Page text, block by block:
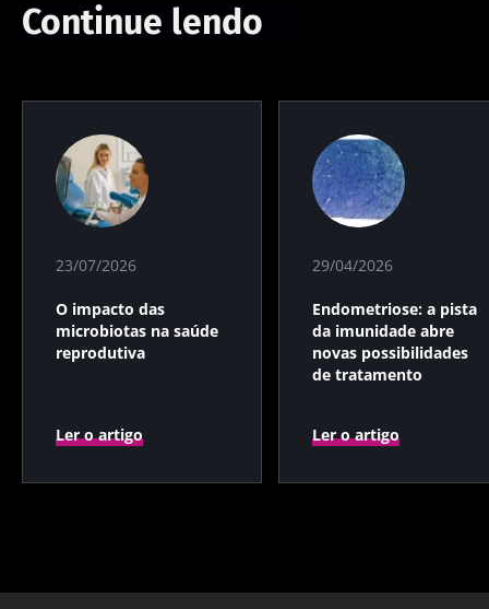
Continue lendo
23/07/2026
O impacto das
microbiotas na saúde
reprodutiva
Ler o artigo
29/04/2026
Endometriose: a pista
da imunidade abre
novas possibilidades
de tratamento
Ler o artigo